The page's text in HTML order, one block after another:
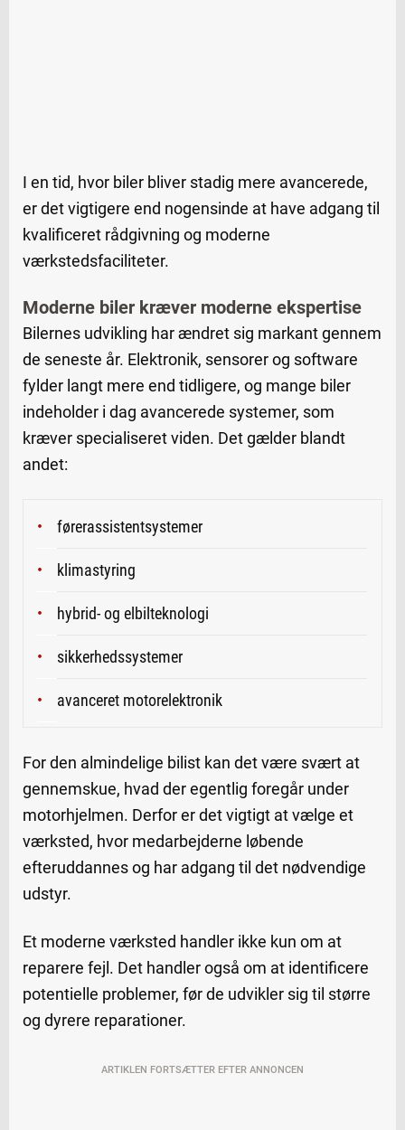
I en tid, hvor biler bliver stadig mere avancerede,
er det vigtigere end nogensinde at have adgang til
kvalificeret rådgivning og moderne
værkstedsfaciliteter.
Moderne biler kræver moderne ekspertise
Bilernes udvikling har ændret sig markant gennem
de seneste år. Elektronik, sensorer og software
fylder langt mere end tidligere, og mange biler
indeholder i dag avancerede systemer, som
kræver specialiseret viden. Det gælder blandt
andet:
førerassistentsystemer
klimastyring
hybrid- og elbilteknologi
sikkerhedssystemer
avanceret motorelektronik
For den almindelige bilist kan det være svært at
gennemskue, hvad der egentlig foregår under
motorhjelmen. Derfor er det vigtigt at vælge et
værksted, hvor medarbejderne løbende
efteruddannes og har adgang til det nødvendige
udstyr.
Et moderne værksted handler ikke kun om at
reparere fejl. Det handler også om at identificere
potentielle problemer, før de udvikler sig til større
og dyrere reparationer.
ARTIKLEN FORTSÆTTER EFTER ANNONCEN